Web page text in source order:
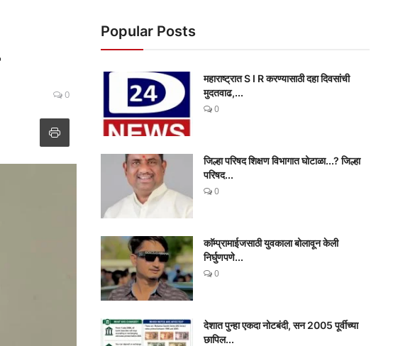
0
Popular Posts
महाराष्ट्रात S I R करण्यासाठी दहा दिवसांची
मुदतवाढ,...
0
जिल्हा परिषद शिक्षण विभागात घोटाळा...? जिल्हा
परिषद...
0
काॅम्प्रामाईजसाठी युवकाला बोलावून केली
निर्घुणपणे...
0
देशात पुन्हा एकदा नोटबंदी, सन 2005 पूर्वीच्या
छापिल...